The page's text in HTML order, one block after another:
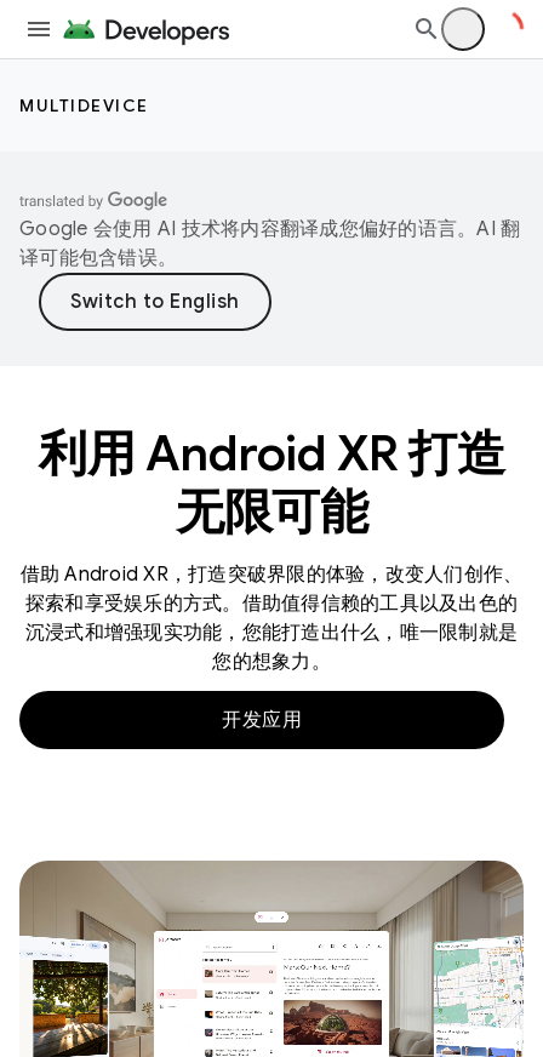
MULTIDEVICE
Google 会使用 AI 技术将内容翻译成您偏好的语言。AI 翻
译可能包含错误。
利用 Android XR 打造
无限可能
借助 Android XR，打造突破界限的体验，改变人们创作、
探索和享受娱乐的方式。借助值得信赖的工具以及出色的
沉浸式和增强现实功能，您能打造出什么，唯一限制就是
您的想象力。
开发应用